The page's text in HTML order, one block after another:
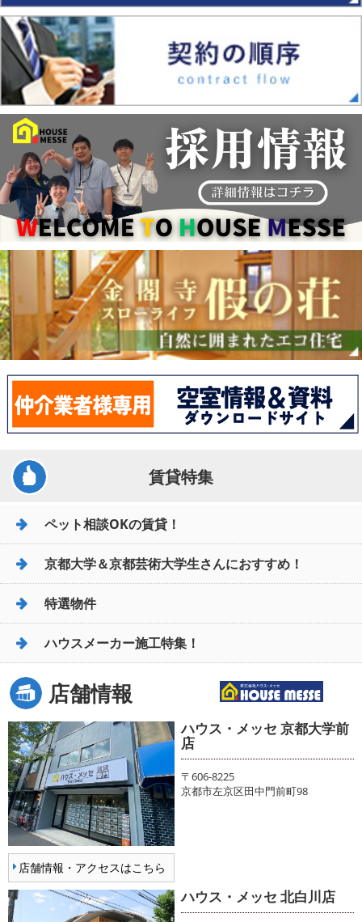
賃貸特集
ペット相談OKの賃貸！
京都大学＆京都芸術大学生さんにおすすめ！
特選物件
ハウスメーカー施工特集！
店舗情報
店舗情報・アクセスはこちら
ハウス・メッセ 京都大学前
店
〒606-8225
京都市左京区田中門前町98
ハウス・メッセ 北白川店